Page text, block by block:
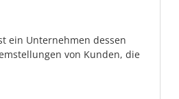
ein Unternehmen dessen
von Kunden, die